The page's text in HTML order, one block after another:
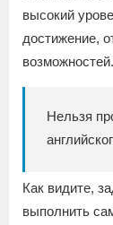
высокий
достижение,
возможностей.
Нельзя
Как видите,
выполнить